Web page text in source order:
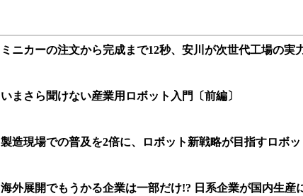
ミニカーの注文から完成まで12秒、安川が次世代工場の実
いまさら聞けない産業用ロボット入門〔前編〕
製造現場での普及を2倍に、ロボット新戦略が目指すロボ
海外展開でもうかる企業は一部だけ!? 日系企業が国内生産